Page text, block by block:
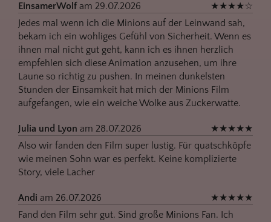
EinsamerWolf am 29.07.2026 ★★★★☆
Jedes mal wenn ich die Minions auf der Leinwand sah,
bekam ich ein wohliges Gefühl von Sicherheit. Wenn es
ihnen mal nicht gut geht, kann ich es ihnen herzlich
empfehlen sich diese Animation anzusehen, um ihre
Laune so richtig zu pushen. In meinen dunkelsten
Stunden der Einsamkeit hat mich der Minions Film
aufgefangen, wie ein weiche Wolke aus Zuckerwatte.
Julia und Lyon am 28.07.2026 ★★★★★
Also wir fanden den Film super lustig. Für quatschköpfe
wie meinen Sohn war es perfekt. Keine komplizierte
Story, viele Lacher
Andi am 26.07.2026 ★★★★★
Fand den Film sehr gut. Sind große Minions Fan. Ich